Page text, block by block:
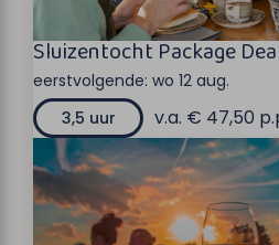
Sluizentocht Package
eerstvolgende: wo 12 aug.
3,5 uur
v.a. € 47,50